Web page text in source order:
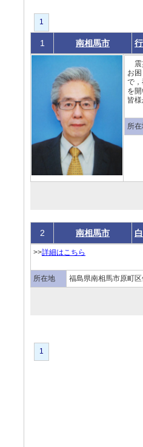
1
1 南相馬市
震
お
で
皆
所
2 南相馬市
>>詳細はこちら
所在地 福島県南相馬市原町
1